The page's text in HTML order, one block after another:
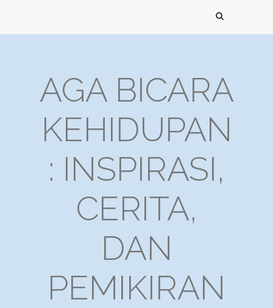
AGA BICARA
KEHIDUPAN
: INSPIRASI,
CERITA,
DAN
PEMIKIRAN